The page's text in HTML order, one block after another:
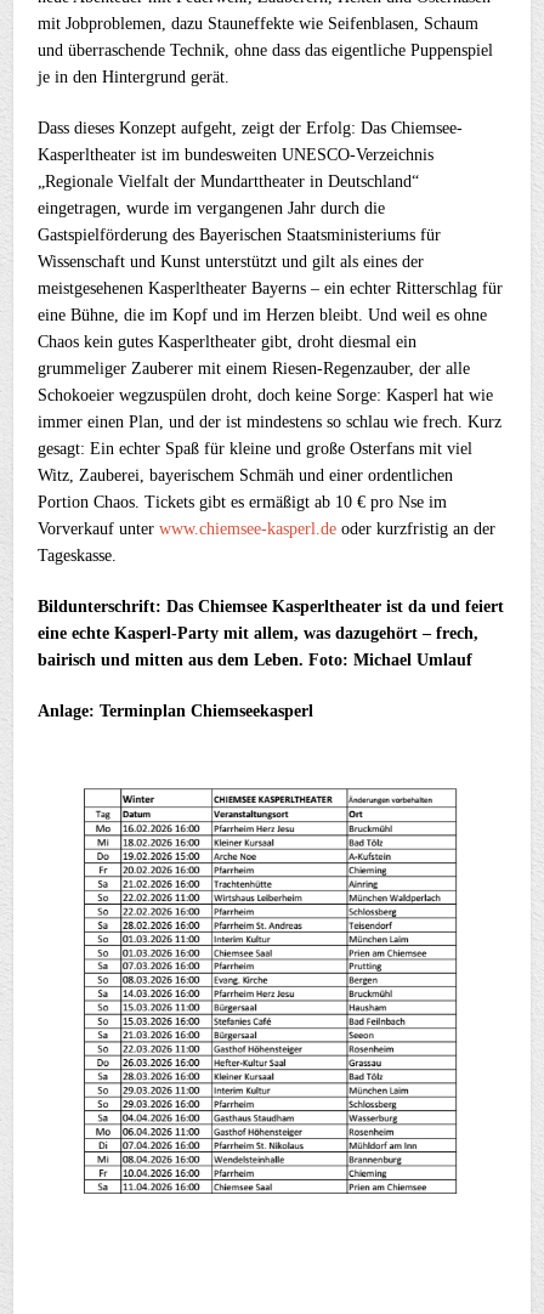
mit Jobproblemen, dazu Stauneffekte wie Seifenblasen, Schaum
und überraschende Technik, ohne dass das eigentliche Puppenspiel
je in den Hintergrund gerät.
Dass dieses Konzept aufgeht, zeigt der Erfolg: Das Chiemsee-
Kasperltheater ist im bundesweiten UNESCO-Verzeichnis
„Regionale Vielfalt der Mundarttheater in Deutschland“
eingetragen, wurde im vergangenen Jahr durch die
Gastspielförderung des Bayerischen Staatsministeriums für
Wissenschaft und Kunst unterstützt und gilt als eines der
meistgesehenen Kasperltheater Bayerns – ein echter Ritterschlag für
eine Bühne, die im Kopf und im Herzen bleibt. Und weil es ohne
Chaos kein gutes Kasperltheater gibt, droht diesmal ein
grummeliger Zauberer mit einem Riesen-Regenzauber, der alle
Schokoeier wegzuspülen droht, doch keine Sorge: Kasperl hat wie
immer einen Plan, und der ist mindestens so schlau wie frech. Kurz
gesagt: Ein echter Spaß für kleine und große Osterfans mit viel
Witz, Zauberei, bayerischem Schmäh und einer ordentlichen
Portion Chaos. Tickets gibt es ermäßigt ab 10 € pro Nse im
Vorverkauf unterwww.chiemsee-kasperl.de oder kurzfristig an der
Tageskasse.
Bildunterschrift: Das Chiemsee Kasperltheater ist da und feiert
eine echte Kasperl-Party mit allem, was dazugehört – frech,
bairisch und mitten aus dem Leben. Foto: Michael Umlauf
Anlage: Terminplan Chiemseekasperl